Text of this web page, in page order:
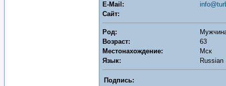
E-Mail:
Сайт:
Род:
Возраст:
63
Местонахождение:
Мск
Язык:
Russian
Подпись: